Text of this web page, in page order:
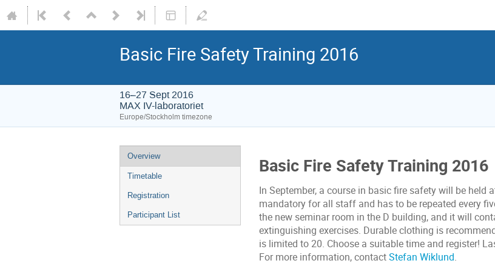
Basic Fire Safety Training 2016
16–27 Sept 2016
MAX IV-laboratoriet
Europe/Stockholm timezone
Overview
Timetable
Registration
Participant List
Basic Fire Safety Training 2016
In September, a course in basic fire safety will be held
mandatory for all staff and has to be repeated every
the new seminar room in the D building, and it will
extinguishing exercises. Durable clothing is
is limited to 20. Choose a suitable time and register!
For more information, contactStefan Wiklund.